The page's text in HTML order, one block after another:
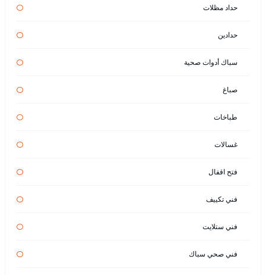
حداد مظلات
حدادين
سباك أدوات صحية
صباغ
طباخات
غسالات
فتح اقفال
فني تكييف
فني ستلايت
فني صحي سباك